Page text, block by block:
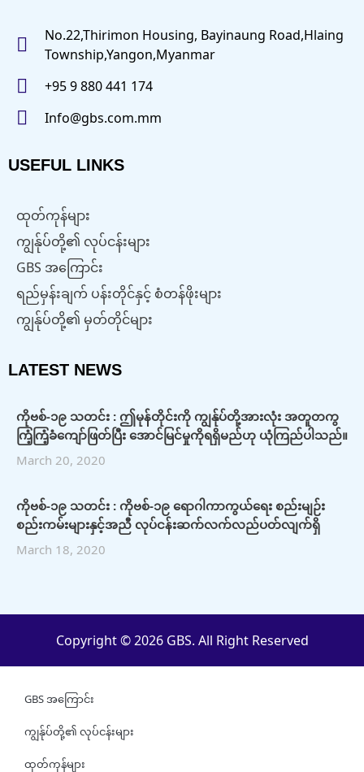
No.22,Thirimon Housing, Bayinaung Road,Hlaing
Township,Yangon,Myanmar
+95 9 880 441 174
Info@gbs.com.mm
USEFUL LINKS
ထုတ်ကုန်များ
ကျွန်ုပ်တို့၏ လုပ်ငန်းများ
GBS အကြောင်း
ရည်မှန်းချက် ပန်းတိုင်နှင့် စံတန်ဖိုးများ
ကျွန်ုပ်တို့၏ မှတ်တိုင်များ
LATEST NEWS
ကိုဗစ်-၁၉ သတင်း : ဤမုန်တိုင်းကို ကျွန်ုပ်တို့အားလုံး အတူတကွ
ကြံ့ကြံ့ခံကျော်ဖြတ်ပြီး အောင်မြင်မှုကိုရရှိမည်ဟု ယုံကြည်ပါသည်။
March 20, 2020
ကိုဗစ်-၁၉ သတင်း : ကိုဗစ်-၁၉ ရောဂါကာကွယ်ရေး စည်းမျဉ်း
စည်းကမ်းများနှင့်အညီ လုပ်ငန်းဆက်လက်လည်ပတ်လျက်ရှိ
March 18, 2020
Copyright © 2026 GBS. All Right Reserved
GBS အကြောင်း
ကျွန်ုပ်တို့၏ လုပ်ငန်းများ
ထုတ်ကုန်များ